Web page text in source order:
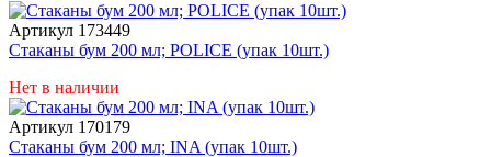
Артикул 173449
Стаканы бум 200 мл; POLICE (упак 10шт.)
Нет в наличии
Артикул 170179
Стаканы бум 200 мл; INA (упак 10шт.)